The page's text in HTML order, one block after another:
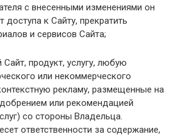
с внесенными изменениями он
доступа к Сайту, прекратить
и сервисов Сайта;
продукт, услугу, любую
или некоммерческого
рекламу, размещенные на
или рекомендацией
со стороны Владельца.
ответственности за содержание,